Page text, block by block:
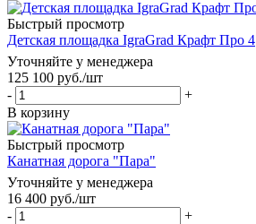
Быстрый просмотр
Детская площадка IgraGrad Крафт Про 4
Уточняйте у менеджера
125 100 руб./шт
-
+
В корзину
Быстрый просмотр
Канатная дорога "Пара"
Уточняйте у менеджера
16 400 руб./шт
-
+